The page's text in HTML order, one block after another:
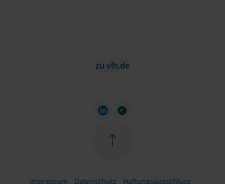
zu vlh.de
Impressum Datenschutz Haftungsausschluss